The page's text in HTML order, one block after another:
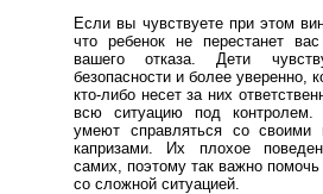
Если вы чувствуете при этом
что ребенок не перестанет
вашего отказа. Дети
безопасности и более уверенно,
кто-либо несет за них
всю ситуацию под
умеют справляться со своими
капризами. Их плохое
самих, поэтому так важно
со сложной ситуацией.